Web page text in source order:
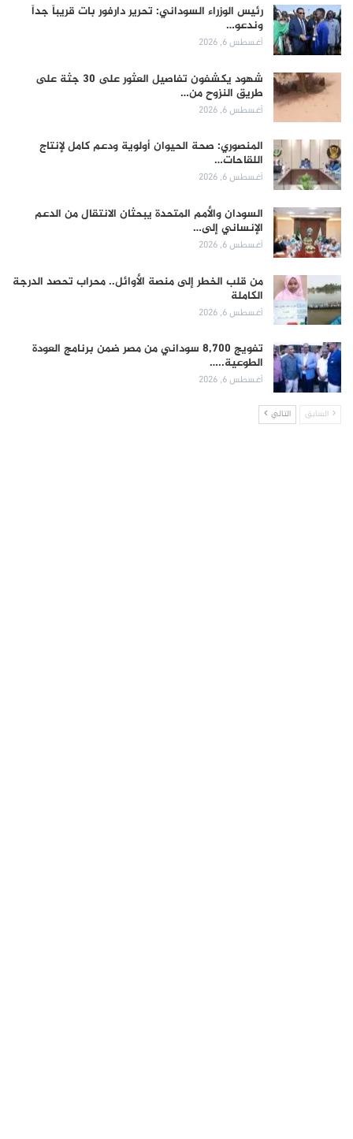
رئيس الوزراء السوداني: تحرير دارفور بات قريباً جداً
وندعو…
أغسطس 6, 2026
شهود يكشفون تفاصيل العثور على 30 جثة على
طريق النزوح من…
أغسطس 6, 2026
المنصوري: صحة الحيوان أولوية ودعم كامل لإنتاج
اللقاحات…
أغسطس 6, 2026
السودان والأمم المتحدة يبحثان الانتقال من الدعم
الإنساني إلى…
أغسطس 6, 2026
من قلب الخطر إلى منصة الأوائل.. محراب تحصد الدرجة
الكاملة
أغسطس 6, 2026
تفويج 8,700 سوداني من مصر ضمن برنامج العودة
الطوعية..…
أغسطس 6, 2026
السابق التالي